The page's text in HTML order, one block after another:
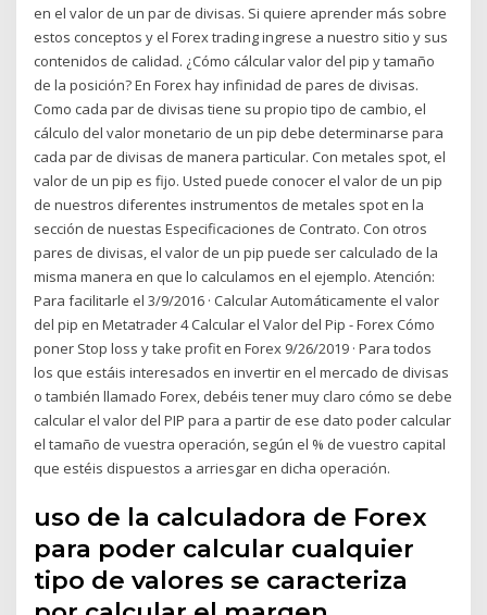
en el valor de un par de divisas. Si quiere aprender más sobre
estos conceptos y el Forex trading ingrese a nuestro sitio y sus
contenidos de calidad. ¿Cómo cálcular valor del pip y tamaño
de la posición? En Forex hay infinidad de pares de divisas.
Como cada par de divisas tiene su propio tipo de cambio, el
cálculo del valor monetario de un pip debe determinarse para
cada par de divisas de manera particular. Con metales spot, el
valor de un pip es fijo. Usted puede conocer el valor de un pip
de nuestros diferentes instrumentos de metales spot en la
sección de nuestas Especificaciones de Contrato. Con otros
pares de divisas, el valor de un pip puede ser calculado de la
misma manera en que lo calculamos en el ejemplo. Atención:
Para facilitarle el 3/9/2016 · Calcular Automáticamente el valor
del pip en Metatrader 4 Calcular el Valor del Pip - Forex Cómo
poner Stop loss y take profit en Forex 9/26/2019 · Para todos
los que estáis interesados en invertir en el mercado de divisas
o también llamado Forex, debéis tener muy claro cómo se debe
calcular el valor del PIP para a partir de ese dato poder calcular
el tamaño de vuestra operación, según el % de vuestro capital
que estéis dispuestos a arriesgar en dicha operación.
uso de la calculadora de Forex
para poder calcular cualquier
tipo de valores se caracteriza